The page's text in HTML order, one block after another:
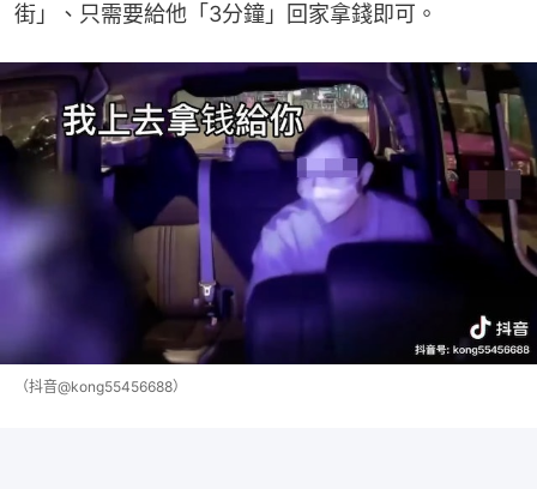
街」、只需要給他「3分鐘」回家拿錢即可。
（抖音@kong55456688）